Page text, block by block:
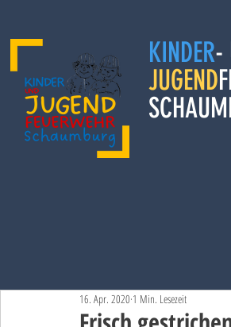
KINDER-
JUGEND
16. Apr. 2020 1 Min. Lesezeit